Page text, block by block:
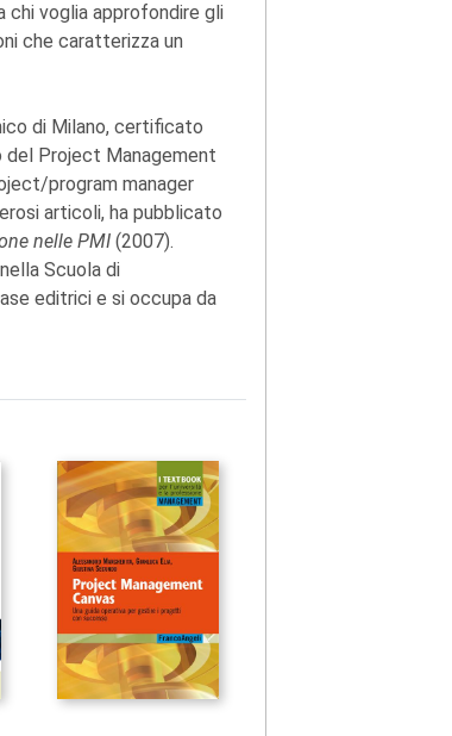
voglia approfondire gli
che caratterizza un
di Milano, certificato
Project Management
program manager
articoli, ha pubblicato
nelle PMI (2007).
Scuola di
editrici e si occupa da